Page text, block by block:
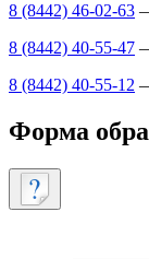
8 (8442) 46-02-63
8 (8442) 40-55-47
8 (8442) 40-55-12
Форма